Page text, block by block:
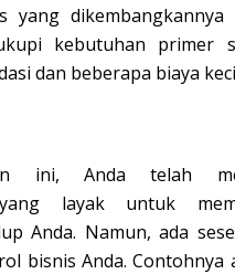
yang dikembangkannya
kebutuhan primer
dan beberapa biaya
ini, Anda telah
layak untuk
Anda. Namun, ada
bisnis Anda. Contohnya